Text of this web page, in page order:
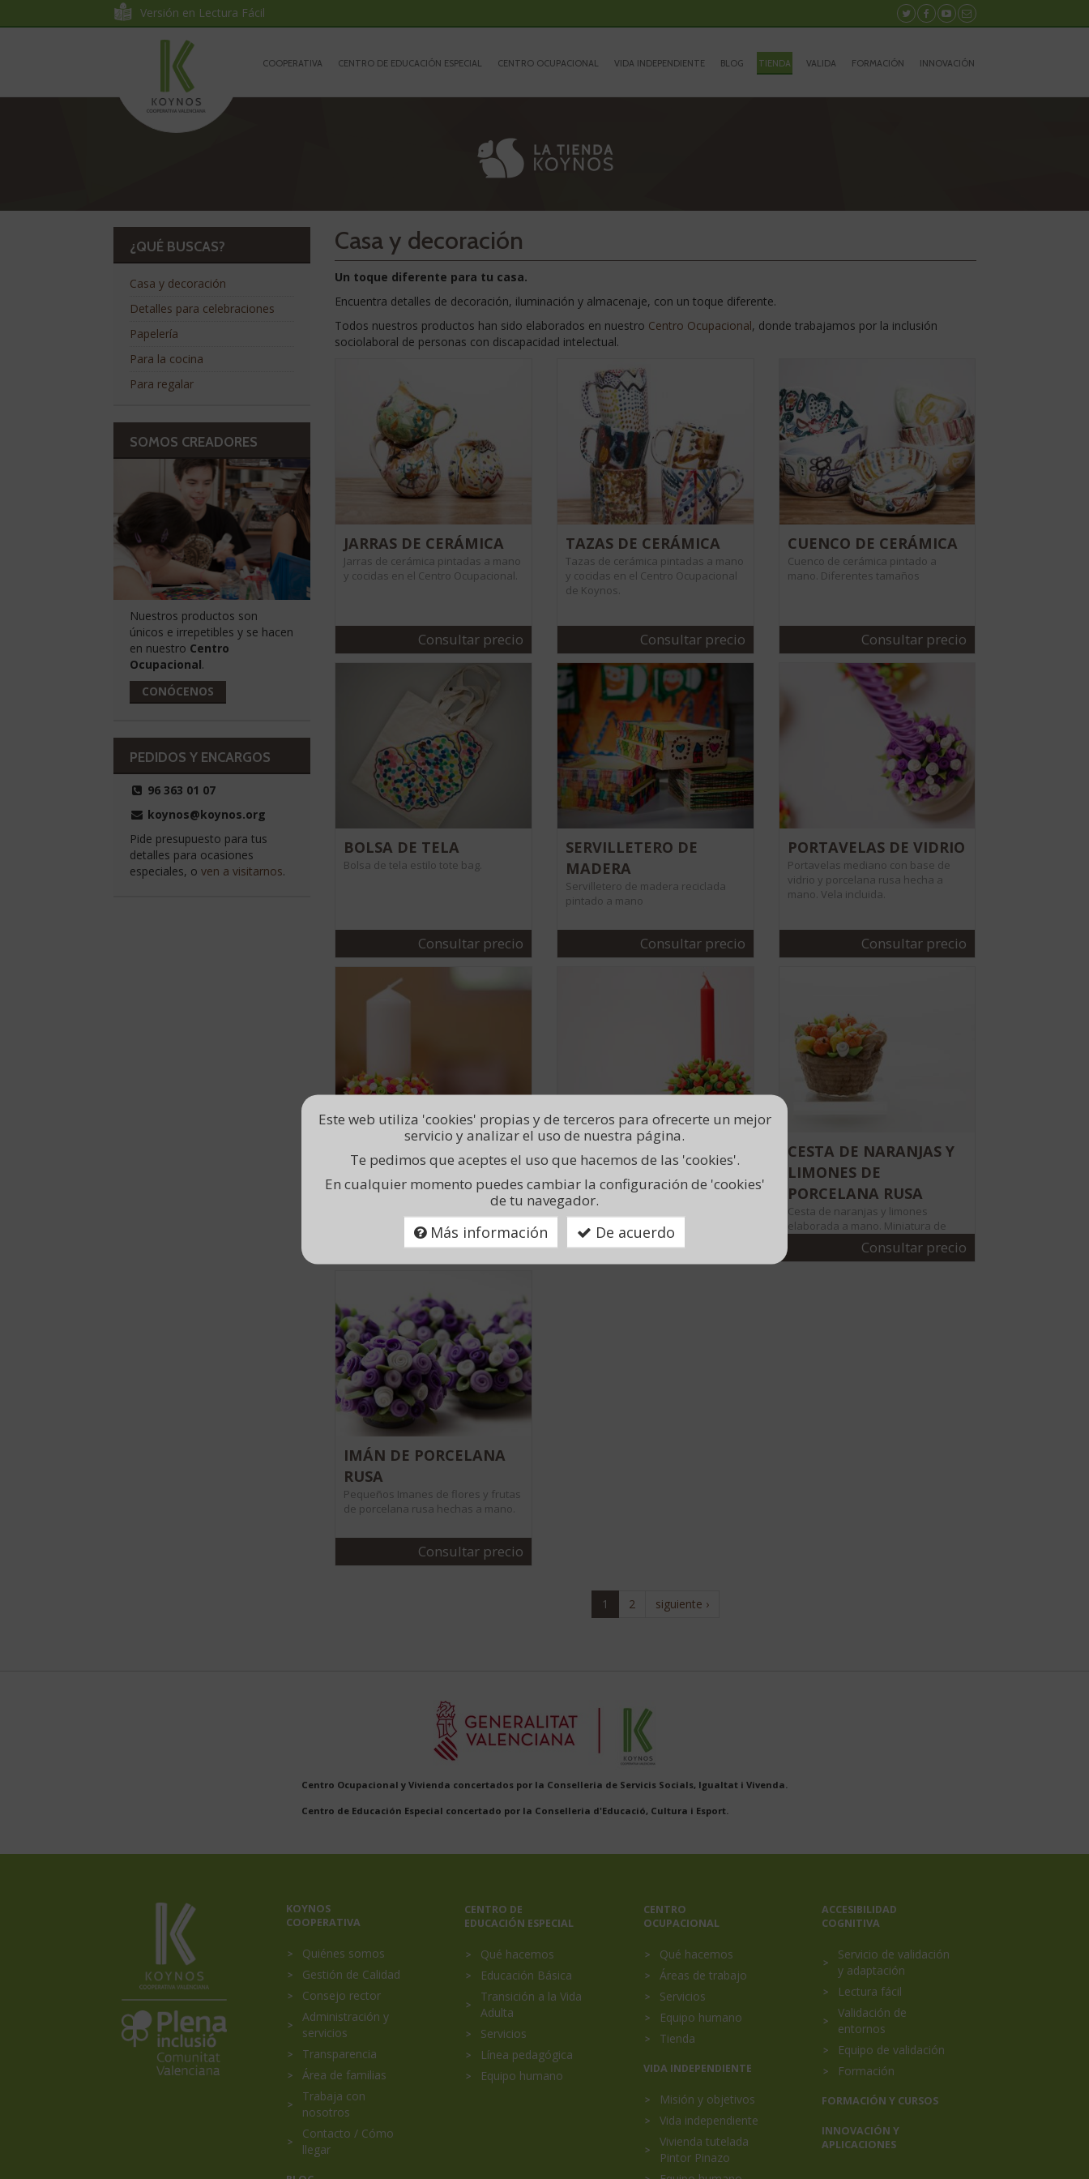
La
Casa y decoración
Un toque diferente para tu casa.
Encuentra detalles de decoración, iluminación y almacenaje, con un toque diferente.
Todos nuestros productos han sido elaborados en nuestro Centro Ocupacional, donde trabajamos por la inclusión
sociolaboral de personas con discapacidad intelectual.
JARRAS DE CERÁMICA
Jarras de cerámica pintadas a mano
y cocidas en el Centro Ocupacional.
Consultar precio
TAZAS DE CERÁMICA
Tazas de cerámica pintadas a mano
y cocidas en el Centro Ocupacional
de Koynos.
Consultar precio
CUENCO DE CERÁMICA
Cuenco de cerámica pintado a
mano. Diferentes tamaños
Consultar precio
BOLSA DE TELA
Bolsa de tela estilo tote bag.
Consultar precio
SERVILLETERO DE
MADERA
Servilletero de madera reciclada
pintado a mano
Consultar precio
PORTAVELAS DE VIDRIO
Portavelas mediano con base de
vidrio y porcelana rusa hecha a
mano. Vela incluida.
Consultar precio
PORTAVELAS GRANDE
Portavelas grande de porcelana
rusa con base de metacrilato. Vela
Consultar precio
PORTAVELAS PEQUEÑO
Portavelas pequeño de porcelana
rusa. Vela incluida.
Consultar precio
CESTA DE NARANJAS Y
LIMONES DE
PORCELANA RUSA
Cesta de naranjas y limones
elaborada a mano. Miniatura de
porcela rusa. 3 tamaños: pequ
Consultar precio
IMÁN DE PORCELANA
RUSA
Pequeños Imanes de flores y frutas
de porcelana rusa hechas a mano.
Consultar precio
1 2 siguiente ›
¿QUÉ BUSCAS?
Casa y decoración
Detalles para celebraciones
Papelería
Para la cocina
Para regalar
SOMOS CREADORES
Nuestros productos son
únicos e irrepetibles y se hacen
en nuestro Centro
Ocupacional.
CONÓCENOS
PEDIDOS Y ENCARGOS
96 363 01 07
koynos@koynos.org
Pide presupuesto para tus
detalles para ocasiones
especiales, o ven a visitarnos.
Centro Ocupacional y Vivienda concertados por la Conselleria de Servicis Socials, Igualtat i Vivenda.
Centro de Educación Especial concertado por la Conselleria d'Educació, Cultura i Esport.
Koynos
Coopertiva
Valenciana
miembro
Plena
Inclusión
Comunidad
Valenciana
Menú
principal
Portada
KOYNOS
COOPERATIVA
Quiénes somos
Gestión de Calidad
Consejo rector
Administración y
servicios
Transparencia
Área de familias
Trabaja con
nosotros
Contacto / Cómo
llegar
CENTRO DE
EDUCACIÓN ESPECIAL
Qué hacemos
Educación Básica
Transición a la Vida
Adulta
Servicios
Línea pedagógica
Equipo humano
CENTRO
OCUPACIONAL
Qué hacemos
Áreas de trabajo
Servicios
Equipo humano
Tienda
VIDA INDEPENDIENTE
Misión y objetivos
Vida independiente
Vivienda tutelada
Pintor Pinazo
ACCESIBILIDAD
COGNITIVA
Servicio de validación
y adaptación
Lectura fácil
Validación de
entornos
Equipo de validación
Formación
FORMACIÓN Y CURSOS
INNOVACIÓN Y
APLICACIONES
Versión en Lectura Fácil
Síguenos
en
Síguenos
en
Síguenos
en
Contacto
portada
COOPERATIVA CENTRO DE EDUCACIÓN ESPECIAL CENTRO OCUPACIONAL VIDA INDEPENDIENTE BLOG TIENDA VALIDA FORMACIÓN INNOVACIÓN
Este web utiliza 'cookies' propias y de terceros para ofrecerte un mejor
servicio y analizar el uso de nuestra página.
Te pedimos que aceptes el uso que hacemos de las 'cookies'.
En cualquier momento puedes cambiar la configuración de 'cookies'
de tu navegador.
Más información De acuerdo